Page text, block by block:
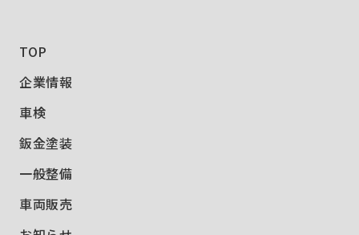
TOP
企業情報
車検
鈑金塗装
一般整備
車両販売